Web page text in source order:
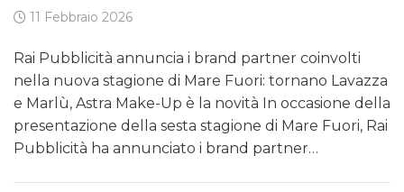
11 Febbraio 2026
Rai Pubblicità annuncia i brand partner coinvolti
nella nuova stagione di Mare Fuori: tornano Lavazza
e Marlù, Astra Make-Up è la novità In occasione della
presentazione della sesta stagione di Mare Fuori, Rai
Pubblicità ha annunciato i brand partner…